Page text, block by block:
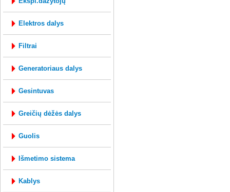
elektros dalys
filtrai
generatoriaus dalys
gesintuvas
greičių dėžės dalys
guolis
išmetimo sistema
kablys